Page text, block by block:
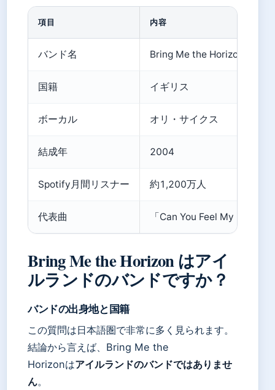
項目 内容
バンド名 Bring Me the Horizon
国籍 イギリス
ボーカル オリ・サイクス
結成年 2004
Spotify月間リスナー 約1,200万人
代表曲 「Can You Feel My Heart」
Bring Me the Horizon はアイ
ルランドのバンドですか？
バンドの出身地と国籍
この質問は日本語圏で非常に多く見られます。
結論から言えば、Bring Me the
Horizonはアイルランドのバンドではありませ
ん。